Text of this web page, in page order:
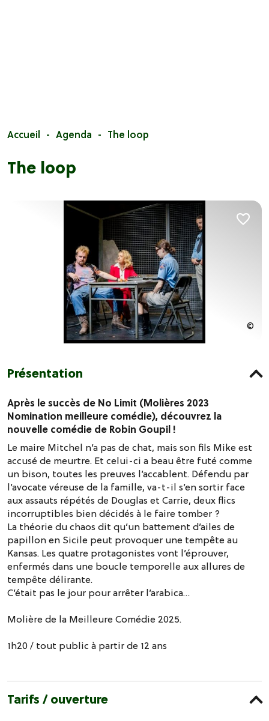
Accueil Agenda The loop
The loop
Présentation
Après le succès de No Limit (Molières 2023
Nomination meilleure comédie), découvrez la
nouvelle comédie de Robin Goupil !
Le maire Mitchel n’a pas de chat, mais son fils Mike est
accusé de meurtre. Et celui-ci a beau être futé comme
un bison, toutes les preuves l’accablent. Défendu par
l’avocate véreuse de la famille, va-t-il s’en sortir face
aux assauts répétés de Douglas et Carrie, deux flics
incorruptibles bien décidés à le faire tomber ?
La théorie du chaos dit qu’un battement d’ailes de
papillon en Sicile peut provoquer une tempête au
Kansas. Les quatre protagonistes vont l’éprouver,
enfermés dans une boucle temporelle aux allures de
tempête délirante.
C’était pas le jour pour arrêter l’arabica…
Molière de la Meilleure Comédie 2025.
1h20 / tout public à partir de 12 ans
Tarifs / ouverture